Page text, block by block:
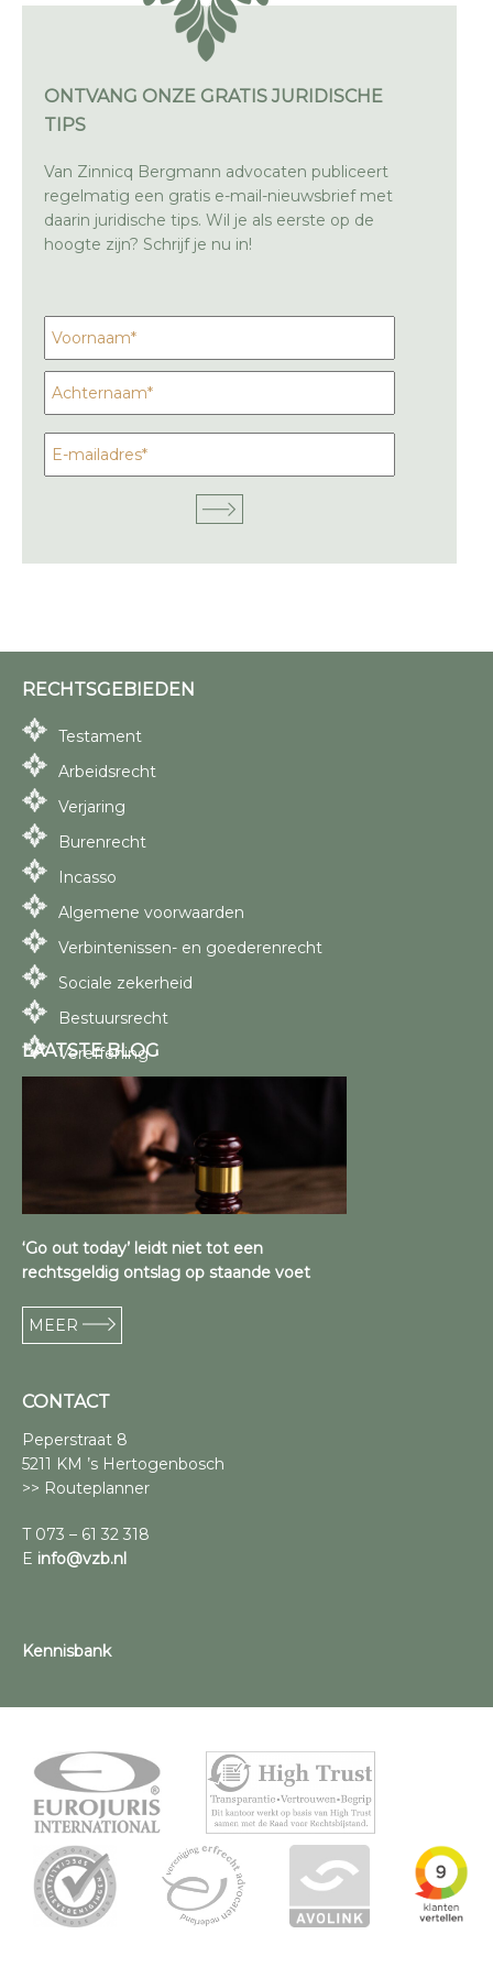
ONTVANG ONZE GRATIS JURIDISCHE
TIPS
Van Zinnicq Bergmann advocaten publiceert
regelmatig een gratis e-mail-nieuwsbrief met
daarin juridische tips. Wil je als eerste op de
hoogte zijn? Schrijf je nu in!
RECHTSGEBIEDEN
Testament
Arbeidsrecht
Verjaring
Burenrecht
Incasso
Algemene voorwaarden
Verbintenissen- en goederenrecht
Sociale zekerheid
Bestuursrecht
Vereffening
LAATSTE BLOG
‘Go out today’ leidt niet tot een
rechtsgeldig ontslag op staande voet
MEER
CONTACT
Peperstraat 8
5211 KM ’s Hertogenbosch
>> Routeplanner
T 073 – 61 32 318
E info@vzb.nl
Kennisbank